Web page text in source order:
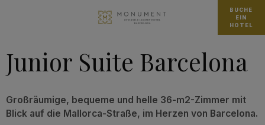
BUCHE
EIN
HOTEL
Junior Suite Barcelona
Großräumige, bequeme und helle 36-m2-Zimmer mit
Blick auf die Mallorca-Straße, im Herzen von Barcelona.